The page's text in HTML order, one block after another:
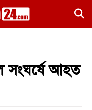
সংঘর্ষে আহত